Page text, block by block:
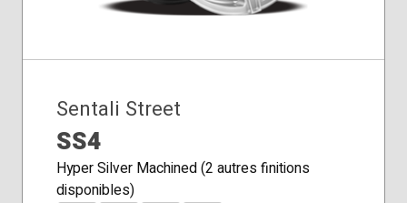
Sentali Street
SS4
Hyper Silver Machined (2 autres finitions
disponibles)